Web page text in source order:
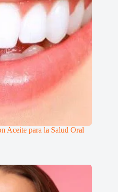
Aceite para la Salud Oral